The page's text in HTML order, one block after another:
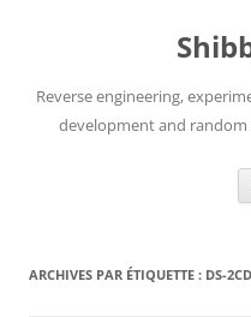
Reverse engineering,
development and
ARCHIVES PAR ÉTIQUETTE : DS-